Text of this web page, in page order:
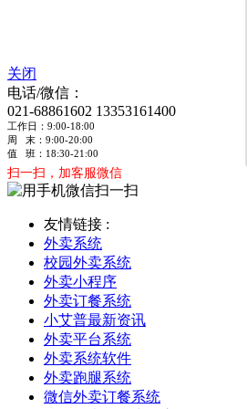
关闭
电话/微信：
021-68861602 13353161400
工作日：9:00-18:00
周 末：9:00-20:00
值 班：18:30-21:00
扫一扫，加客服微信
友情链接 :
外卖系统
校园外卖系统
外卖小程序
外卖订餐系统
小艾普最新资讯
外卖平台系统
外卖系统软件
外卖跑腿系统
微信外卖订餐系统